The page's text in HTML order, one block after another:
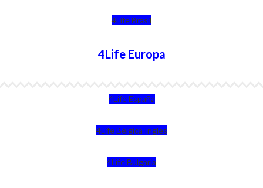
4Life Brasil
4Life Europa
4Life España
4Life Bélgica Ingles
4Life Bulgaria